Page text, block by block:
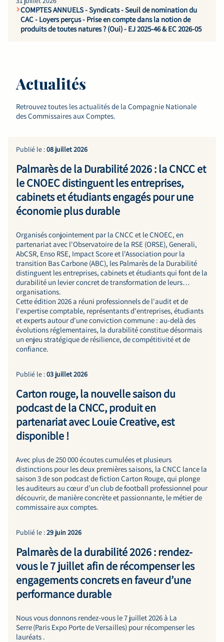
COMPTES ANNUELS - Syndicats - Seuil de nomination du
CAC - Loyers perçus - Prise en compte dans la notion de
produits de toutes natures ? (Oui) - EJ 2025-46 & EC 2026-05
Actualités
Retrouvez toutes les actualités de la Compagnie Nationale
des Commissaires aux Comptes.
Publié le :08 juillet 2026
Palmarès de la Durabilité 2026 : la CNCC et
le CNOEC distinguent les entreprises,
cabinets et étudiants engagés pour une
économie plus durable
Organisés conjointement par la CNCC et le CNOEC, en
partenariat avec l'Observatoire de la RSE (ORSE), Generali,
AbCSR, Enso RSE, Impact Score et l'Association pour la
transition Bas Carbone (ABC), les Palmarès de la Durabilité
distinguent les entreprises, cabinets et étudiants qui font de la
durabilité un levier concret de transformation de leurs
organisations.
Cette édition 2026 a réuni professionnels de l'audit et de
l'expertise comptable, représentants d'entreprises, étudiants
et experts autour d'une conviction commune : au-delà des
évolutions réglementaires, la durabilité constitue désormais
un enjeu stratégique de résilience, de compétitivité et de
confiance.
Publié le :03 juillet 2026
Carton rouge, la nouvelle saison du
podcast de la CNCC, produit en
partenariat avec Louie Creative, est
disponible !
Avec plus de 250 000 écoutes cumulées et plusieurs
distinctions pour les deux premières saisons, la CNCC lance la
saison 3 de son podcast de fiction Carton Rouge, qui plonge
les auditeurs au cœur d’un club de football professionnel pour
découvrir, de manière concrète et passionnante, le métier de
commissaire aux comptes.
Publié le :29 juin 2026
Palmarès de la durabilité 2026 : rendez-
vous le 7 juillet afin de récompenser les
engagements concrets en faveur d’une
performance durable
Nous vous donnons rendez-vous le 7 juillet 2026 à La
Serre (Paris Expo Porte de Versailles) pour récompenser les
lauréats .